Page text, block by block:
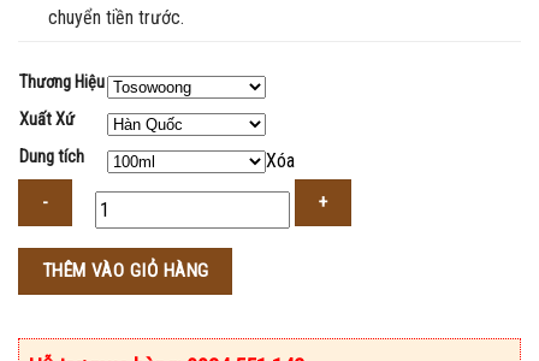
chuyển tiền trước.
Thương Hiệu
Xuất Xứ
Dung tích
Xóa
THÊM VÀO GIỎ HÀNG